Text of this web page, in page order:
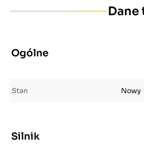
Ogólne
Stan Nowy
Silnik